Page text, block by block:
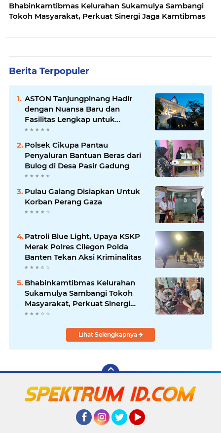
Bhabinkamtibmas Kelurahan Sukamulya Sambangi
Tokoh Masyarakat, Perkuat Sinergi Jaga Kamtibmas
Berita Terpopuler
ASTON Tanjungpinang Hadir
dengan Nuansa Baru dan
Fasilitas Lengkap untuk
Kenyamanan Tamu
Polsek Cikupa Pantau
Penyaluran Bantuan Beras dari
Bulog di Desa Pasir Gadung
Pulau Galang Disiapkan Untuk
Korban Perang Gaza
Patroli Blue Light, Upaya KSKP
Merak Polres Cilegon Polda
Banten Tekan Aksi Kriminalitas
Bhabinkamtibmas Kelurahan
Sukamulya Sambangi Tokoh
Masyarakat, Perkuat Sinergi
Jaga Kamtibmas
Lihat Selengkapnya